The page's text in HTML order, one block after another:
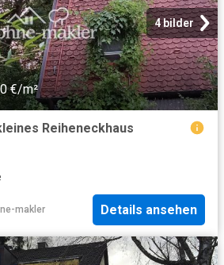
4 bilder
€/m²
Reiheneckhaus
makler Details ansehen